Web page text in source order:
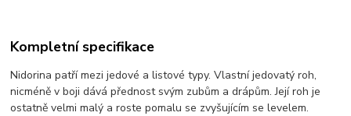
Kompletní specifikace
Nidorina patří mezi jedové a listové typy. Vlastní jedovatý roh,
nicméně v boji dává přednost svým zubům a drápům. Její roh je
ostatně velmi malý a roste pomalu se zvyšujícím se levelem.